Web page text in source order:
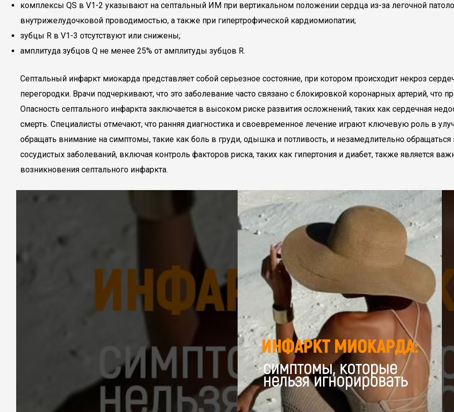
комплексы QS в V1-2 указывают на септальный ИМ при вертикальном положении сердца из-за легочной
внутрижелудочковой проводимостью, а также при гипертрофической кардиомиопатии;
зубцы R в V1-3 отсутствуют или снижены;
амплитуда зубцов Q не менее 25% от амплитуды зубцов R.
Септальный инфаркт миокарда представляет собой серьезное состояние, при котором происходит некроз
перегородки. Врачи подчеркивают, что это заболевание часто связано с блокировкой коронарных артерий, что
Опасность септального инфаркта заключается в высоком риске развития осложнений, таких как сердечная
смерть. Специалисты отмечают, что ранняя диагностика и своевременное лечение играют ключевую роль в
обращать внимание на симптомы, такие как боль в груди, одышка и потливость, и незамедлительно
сосудистых заболеваний, включая контроль факторов риска, таких как гипертония и диабет, также является
возникновения септального инфаркта.